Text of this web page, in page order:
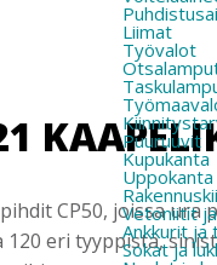
Liimat
Työvalot
Puuruuvit
Kupukanta
Uppokanta
Vetoniitit
Ankkurit ja
Sokat ja
CP50, joissa
eri tyyppistä,